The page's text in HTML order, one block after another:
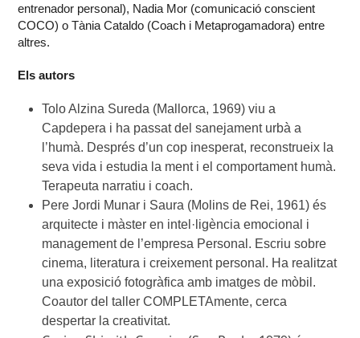
entrenador personal), Nadia Mor (comunicació conscient
COCO) o Tània Cataldo (Coach i Metaprogamadora) entre
altres.
Els autors
Tolo Alzina Sureda (Mallorca, 1969) viu a
Capdepera i ha passat del sanejament urbà a
l’humà. Després d’un cop inesperat, reconstrueix la
seva vida i estudia la ment i el comportament humà.
Terapeuta narratiu i coach.
Pere Jordi Munar i Saura (Molins de Rei, 1961) és
arquitecte i màster en intel·ligència emocional i
management de l’empresa Personal. Escriu sobre
cinema, literatura i creixement personal. Ha realitzat
una exposició fotogràfica amb imatges de mòbil.
Coautor del taller COMPLETAmente, cerca
despertar la creativitat.